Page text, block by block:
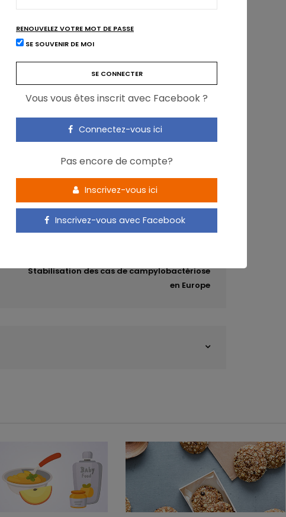
le kokumi, proche de l’umami qui rehausse aussi le
et d’onctuosité. A tel point que le kokumi pourrait
Stabilisation des cas de campylobactériose
en Europe
RENOUVELEZ VOTRE MOT DE PASSE
SE SOUVENIR DE MOI
Vous vous êtes inscrit avec Facebook ?
Connectez-vous ici
Pas encore de compte?
Inscrivez-vous ici
Inscrivez-vous avec Facebook